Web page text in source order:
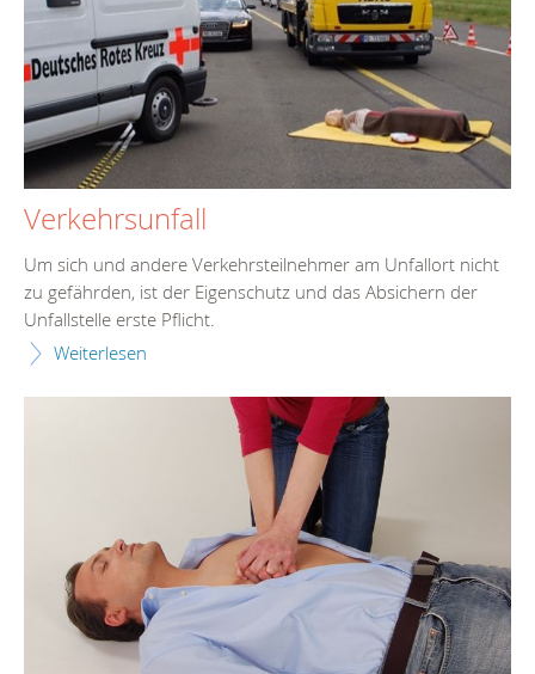
Verkehrsunfall
Um sich und andere Verkehrsteilnehmer am Unfallort nicht
zu gefährden, ist der Eigenschutz und das Absichern der
Unfallstelle erste Pflicht.
Weiterlesen